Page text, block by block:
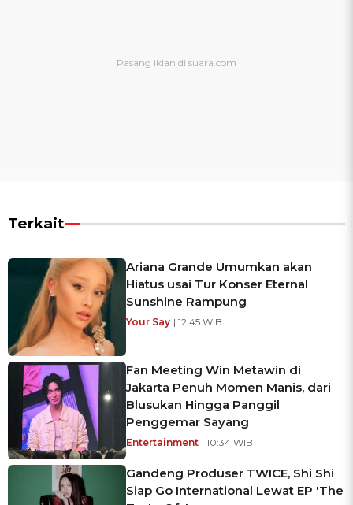
Terkait
Ariana Grande Umumkan akan
Hiatus usai Tur Konser Eternal
Sunshine Rampung
Your Say | 12:45 WIB
Fan Meeting Win Metawin di
Jakarta Penuh Momen Manis, dari
Blusukan Hingga Panggil
Penggemar Sayang
Entertainment | 10:34 WIB
Gandeng Produser TWICE, Shi Shi
Siap Go International Lewat EP 'The